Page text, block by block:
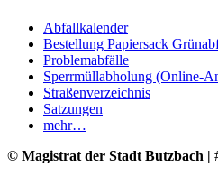
Abfallkalender
Bestellung Papiersack
Problemabfälle
Sperrmüllabholung (Online-
Straßenverzeichnis
Satzungen
mehr…
© Magistrat der Stadt Butzbach |